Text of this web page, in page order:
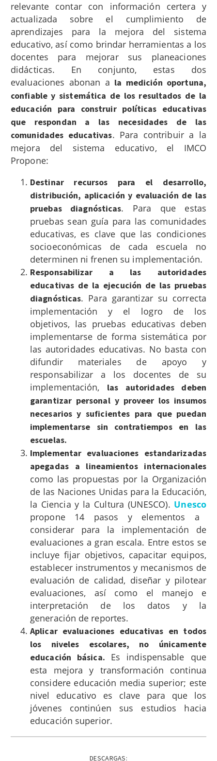
relevante contar con información certera y
actualizada sobre el cumplimiento de
aprendizajes para la mejora del sistema
educativo, así como brindar herramientas a los
docentes para mejorar sus planeaciones
didácticas. En conjunto, estas dos
evaluaciones abonan a la medición oportuna,
confiable y sistemática de los resultados de la
educación para construir políticas educativas
que respondan a las necesidades de las
comunidades educativas. Para contribuir a la
mejora del sistema educativo, el IMCO
Propone:
Destinar recursos para el desarrollo,
distribución, aplicación y evaluación de las
pruebas diagnósticas. Para que estas
pruebas sean guía para las comunidades
educativas, es clave que las condiciones
socioeconómicas de cada escuela no
determinen ni frenen su implementación.
Responsabilizar a las autoridades
educativas de la ejecución de las pruebas
diagnósticas. Para garantizar su correcta
implementación y el logro de los
objetivos, las pruebas educativas deben
implementarse de forma sistemática por
las autoridades educativas. No basta con
difundir materiales de apoyo y
responsabilizar a los docentes de su
implementación, las autoridades deben
garantizar personal y proveer los insumos
necesarios y suficientes para que puedan
implementarse sin contratiempos en las
escuelas.
Implementar evaluaciones estandarizadas
apegadas a lineamientos internacionales
como las propuestas por la Organización
de las Naciones Unidas para la Educación,
la Ciencia y la Cultura (UNESCO). Unesco
propone 14 pasos y elementos a
considerar para la implementación de
evaluaciones a gran escala. Entre estos se
incluye fijar objetivos, capacitar equipos,
establecer instrumentos y mecanismos de
evaluación de calidad, diseñar y pilotear
evaluaciones, así como el manejo e
interpretación de los datos y la
generación de reportes.
Aplicar evaluaciones educativas en todos
los niveles escolares, no únicamente
educación básica. Es indispensable que
esta mejora y transformación continua
considere educación media superior; este
nivel educativo es clave para que los
jóvenes continúen sus estudios hacia
educación superior.
DESCARGAS: